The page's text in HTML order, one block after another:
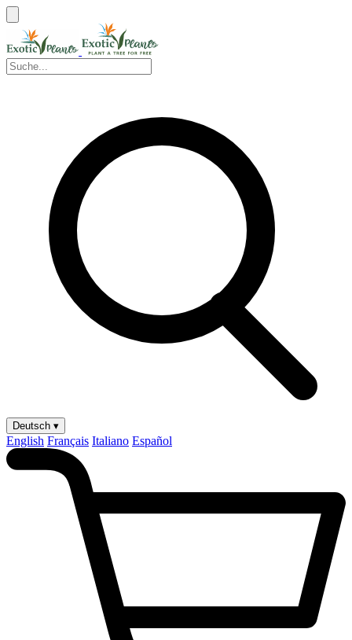
Deutsch ▾
English Français Italiano Español